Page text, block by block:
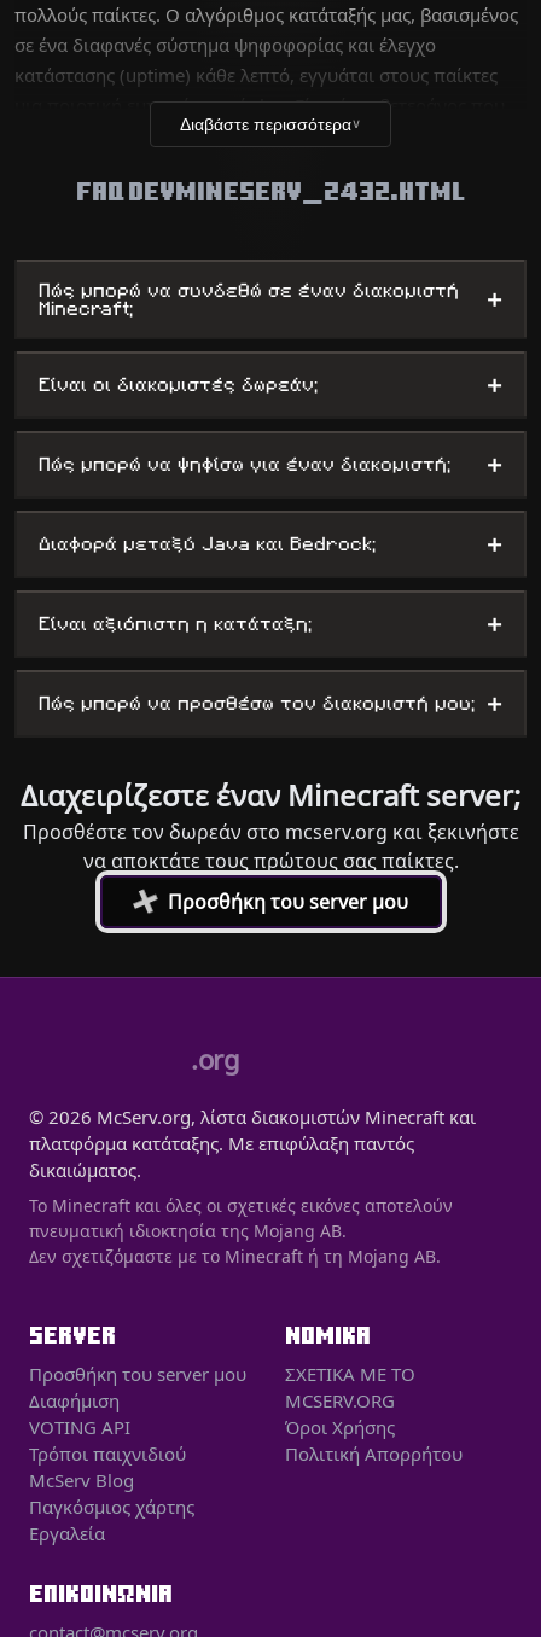
πολλούς παίκτες. Ο αλγόριθμος κατάταξής μας, βασισμένος
σε ένα διαφανές σύστημα ψηφοφορίας και έλεγχο
κατάστασης (uptime) κάθε λεπτό, εγγυάται στους παίκτες
μια ποιοτική εμπειρία χωρίς lag. Είτε είστε βετεράνος που
αναζητά μια τεχνική πρόκληση είτε νέος παίκτης που ψάχνει
χιλιάδες μοναδικούς κόσμους, από διακομιστές επιβίωσης
διαχειριστές μέγιστη προβολή.
Διαβάστε περισσότερα∨
FAQ DEVMINESERV_2432.HTML
Πώς μπορώ να συνδεθώ σε έναν διακομιστή
Minecraft;
+
Είναι οι διακομιστές δωρεάν; +
Πώς μπορώ να ψηφίσω για έναν διακομιστή; +
Διαφορά μεταξύ Java και Bedrock; +
Είναι αξιόπιστη η κατάταξη; +
Πώς μπορώ να προσθέσω τον διακομιστή μου; +
Διαχειρίζεστε έναν Minecraft server;
Προσθέστε τον δωρεάν στο mcserv.org και ξεκινήστε
να αποκτάτε τους πρώτους σας παίκτες.
+Προσθήκη του server μου
.org
© 2026 McServ.org, λίστα διακομιστών Minecraft και
πλατφόρμα κατάταξης. Με επιφύλαξη παντός
δικαιώματος.
Το Minecraft και όλες οι σχετικές εικόνες αποτελούν
πνευματική ιδιοκτησία της Mojang AB.
Δεν σχετιζόμαστε με το Minecraft ή τη Mojang AB.
SERVER
Προσθήκη του server μου
Διαφήμιση
VOTING API
Τρόποι παιχνιδιού
McServ Blog
Παγκόσμιος χάρτης
Εργαλεία
ΝΟΜΙΚΑ
ΣΧΕΤΙΚΑ ΜΕ ΤΟ
MCSERV.ORG
Όροι Χρήσης
Πολιτική Απορρήτου
ΕΠΙΚΟΙΝΩΝΙΑ
contact@mcserv.org